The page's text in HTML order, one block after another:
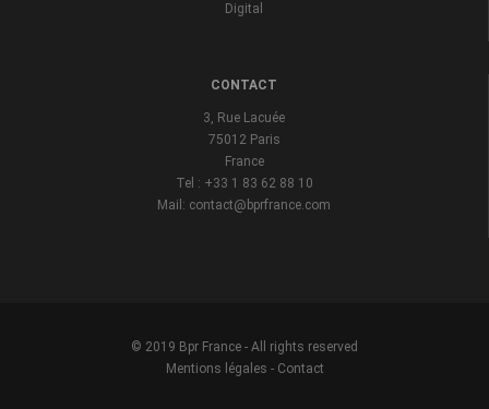
Digital
CONTACT
3, Rue Lacuée
75012 Paris
France
Tel : +33 1 83 62 88 10
Mail: contact@bprfrance.com
© 2019 Bpr France - All rights reserved
Mentions légales - Contact